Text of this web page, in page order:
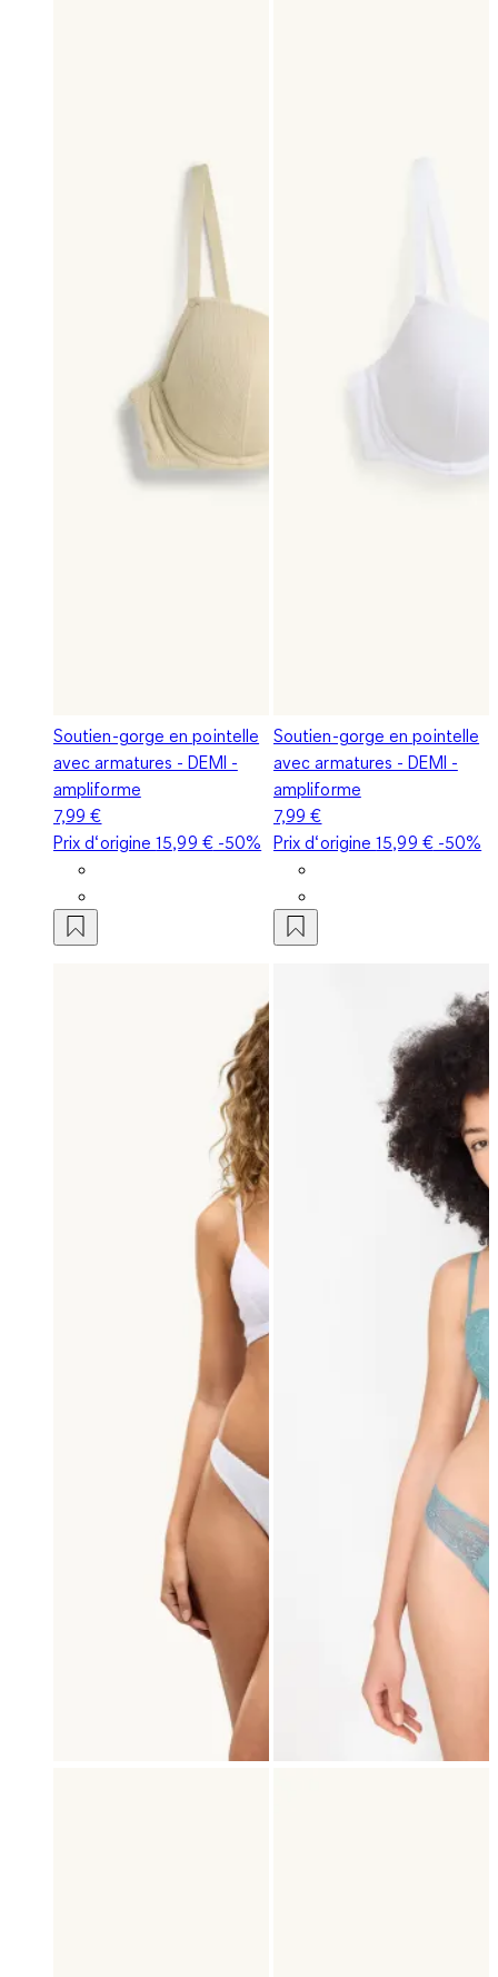
Soutien-gorge en pointelle
avec armatures - DEMI -
ampliforme
7,99 €
Prix d‘origine15,99 €-50%
Soutien-gorge en pointelle
avec armatures - DEMI -
ampliforme
7,99 €
Prix d‘origine15,99 €-50%